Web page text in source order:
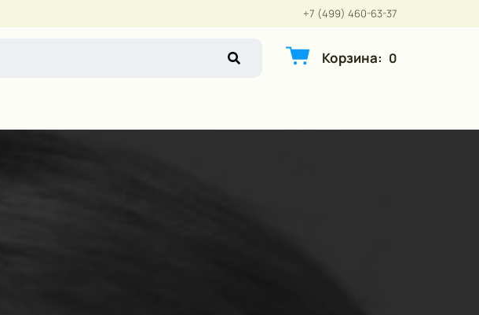
+7 (499) 460-63-37
Корзина: 0